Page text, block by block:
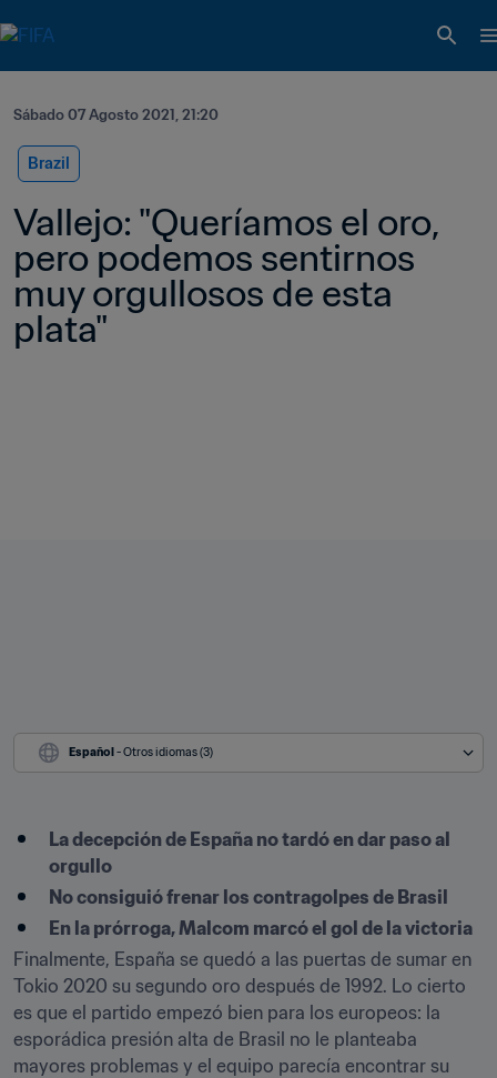
Sábado 07 Agosto 2021, 21:20
Brazil
Vallejo: "Queríamos el oro,
pero podemos sentirnos
muy orgullosos de esta
plata"
Español - Otros idiomas (3)
La decepción de España no tardó en dar paso al
orgullo
No consiguió frenar los contragolpes de Brasil
En la prórroga, Malcom marcó el gol de la victoria
Finalmente, España se quedó a las puertas de sumar en
Tokio 2020 su segundo oro después de 1992. Lo cierto
es que el partido empezó bien para los europeos: la
esporádica presión alta de Brasil no le planteaba
mayores problemas y el equipo parecía encontrar su